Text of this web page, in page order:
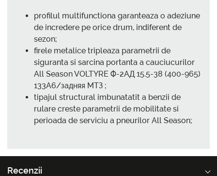
profilul multifunctiona garanteaza o adeziune
de incredere pe orice drum, indiferent de
sezon;
firele metalice tripleaza parametrii de
siguranta si sarcina portanta a cauciucurilor
All Season VOLTYRE Ф-2АД 15.5-38 (400-965)
133A6/задняя МТЗ ;
tipajul structural imbunatatit a benzii de
rulare creste parametrii de mobilitate si
perioada de serviciu a pneurilor All Season;
Recenzii